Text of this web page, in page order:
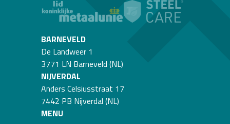
BARNEVELD
De Landweer 1
3771 LN Barneveld (NL)
NIJVERDAL
Anders Celsiusstraat 17
7442 PB Nijverdal (NL)
MENU